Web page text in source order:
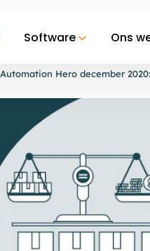
Software Ons
Automation Hero december